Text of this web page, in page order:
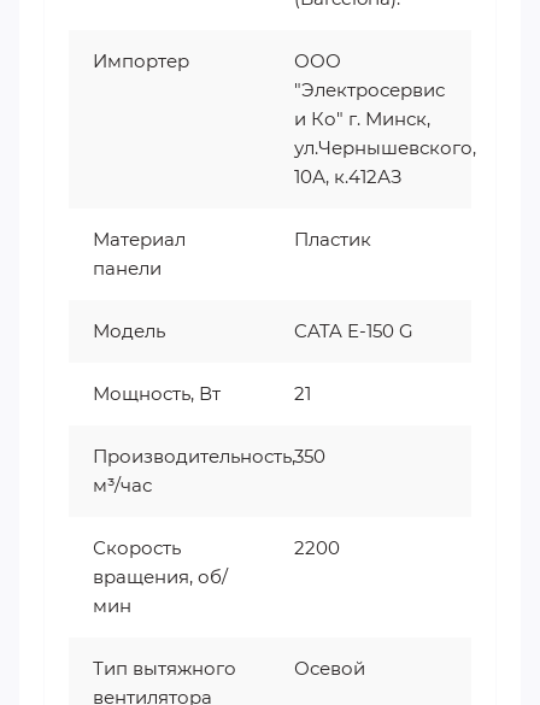
Импортер
ООО
"Электросервис
и Ко" г. Минск,
ул.Чернышевского,
10А, к.412АЗ
Материал
панели
Пластик
Модель CATA E-150 G
Мощность, Вт 21
Производительность,
м³/час
350
Скорость
вращения, об/
мин
2200
Тип вытяжного
вентилятора
Осевой